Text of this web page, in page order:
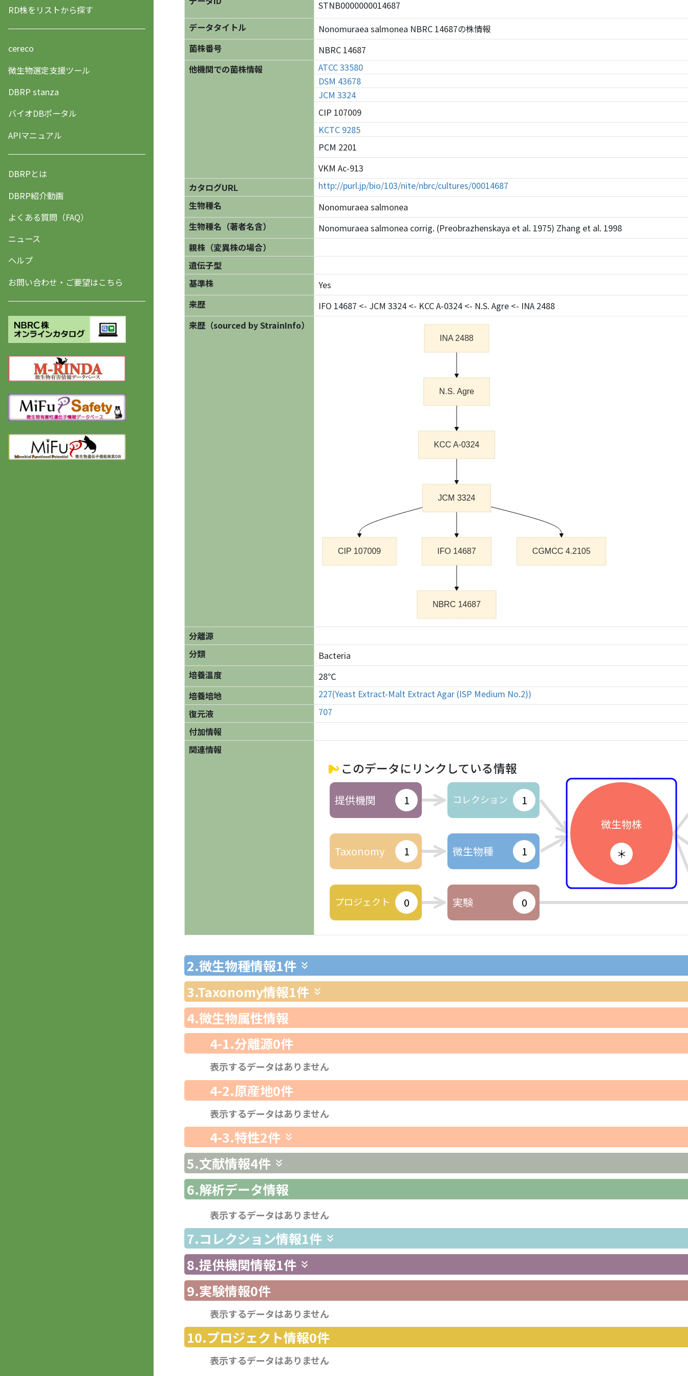
RD株をリストから探す
cereco
微生物選定支援ツール
DBRP stanza
バイオDBポータル
APIマニュアル
DBRPとは
DBRP紹介動画
よくある質問（FAQ）
ニュース
ヘルプ
お問い合わせ・ご要望はこちら
STNB0000000014687
データタイトル
Nonomuraea salmonea NBRC 14687の株情報
菌株番号
NBRC 14687
他機関での菌株情報
ATCC 33580
DSM 43678
JCM 3324
CIP 107009
KCTC 9285
PCM 2201
VKM Ac-913
カタログURL
http://purl.jp/bio/103/nite/nbrc/cultures/00014687
生物種名
Nonomuraea salmonea
生物種名（著者名含）
Nonomuraea salmonea corrig. (Preobrazhenskaya et al. 1975) Zhang et al. 1998
親株（変異株の場合）
遺伝子型
基準株
Yes
来歴
IFO 14687 <- JCM 3324 <- KCC A-0324 <- N.S. Agre <- INA 2488
来歴（sourced by StrainInfo）
分離源
分類
Bacteria
培養温度
28℃
培養培地
227(Yeast Extract-Malt Extract Agar (ISP Medium No.2))
復元液
707
付加情報
関連情報
このデータにリンクしている情報
提供機関 1
Taxonomy 1
プロジェクト 0
コレクション 1
微生物種 1
実験 0
微生物株
＊
2.微生物種情報1件
3.Taxonomy情報1件
4.微生物属性情報
4-1.分離源0件
表示するデータはありません
4-2.原産地0件
表示するデータはありません
4-3.特性2件
5.文献情報4件
6.解析データ情報
表示するデータはありません
7.コレクション情報1件
8.提供機関情報1件
9.実験情報0件
表示するデータはありません
10.プロジェクト情報0件
表示するデータはありません